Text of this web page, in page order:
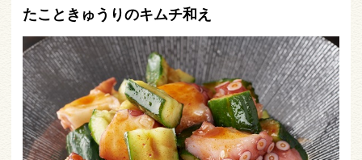
たこときゅうりのキムチ和え